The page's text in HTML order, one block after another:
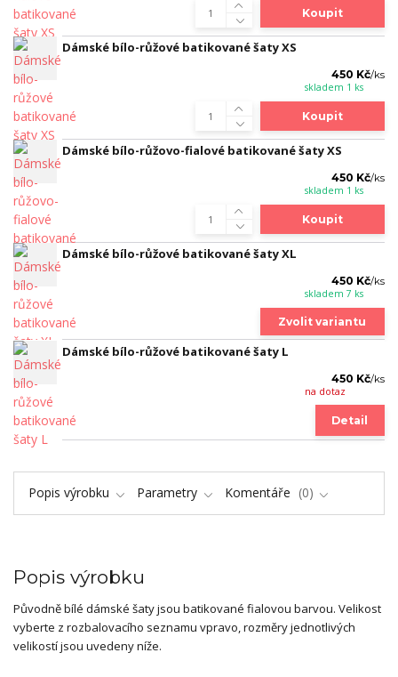
Koupit
Dámské bílo-růžové batikované šaty XS
450 Kč/ks
skladem 1 ks
Koupit
Dámské bílo-růžovo-fialové batikované šaty XS
450 Kč/ks
skladem 1 ks
Koupit
Dámské bílo-růžové batikované šaty XL
450 Kč/ks
skladem 7 ks
Zvolit variantu
Dámské bílo-růžové batikované šaty L
450 Kč/ks
na dotaz
Detail
Popis výrobku Parametry Komentáře 0
Popis výrobku
Původně bílé dámské šaty jsou batikované fialovou barvou. Velikost
vyberte z rozbalovacího seznamu vpravo, rozměry jednotlivých
velikostí jsou uvedeny níže.